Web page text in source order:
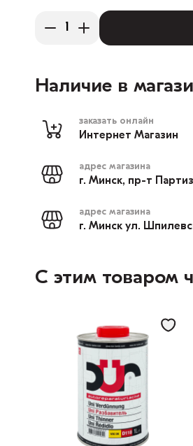
Наличие в
заказать онлайн
Интернет Магазин
адрес магазина
г. Минск, пр-т
адрес магазина
г. Минск ул.
С этим товаром